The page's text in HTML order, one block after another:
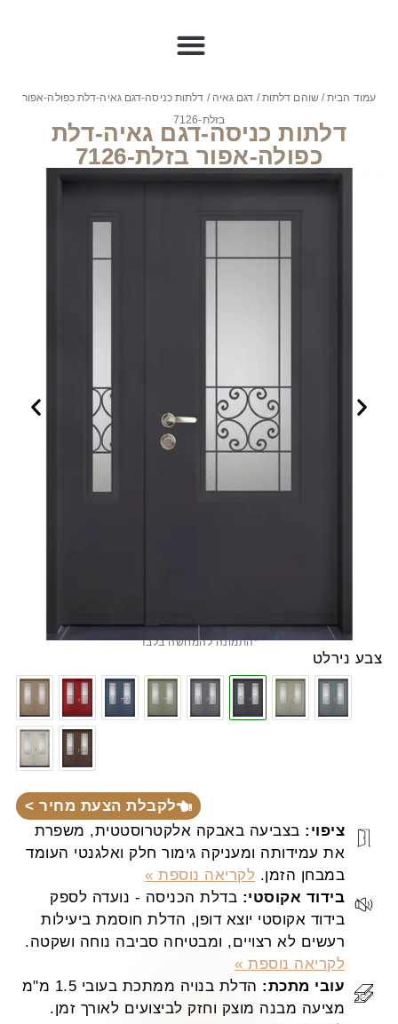
ציפוי: בצביעה באבקה אלקטרוסטטית, משפרת
את עמידותה ומעניקה גימור חלק ואלגנטי העומד
במבחן הזמן. לקריאה נוספת »
בידוד אקוסטי: בדלת הכניסה - נועדה לספק
בידוד אקוסטי יוצא דופן, הדלת חוסמת ביעילות
רעשים לא רצויים, ומבטיחה סביבה נוחה ושקטה.
לקריאה נוספת »
עובי מתכת:
הדלת בנויה ממתכת בעובי 1.5 מ"מ
מציעה מבנה מוצק וחזק לביצועים לאורך זמן.
עמוד הבית/שוהם דלתות/ דגם גאיה / דלתות כניסה-דגם גאיה-דלת כפולה-אפור
בזלת-7126
דלתות כניסה-דגם גאיה-דלת
כפולה-אפור בזלת-7126
*התמונה להמחשה בלבד
צבע נירלט
לקבלת הצעת מחיר >